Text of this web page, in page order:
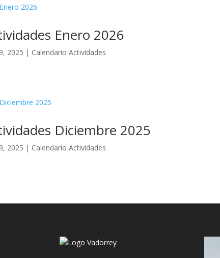
Enero 2026
2025 | Calendario Actividades
Diciembre 2025
2025 | Calendario Actividades